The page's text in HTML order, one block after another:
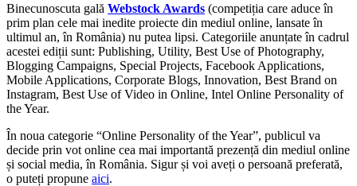
Binecunoscuta gală Webstock Awards (competiția care aduce în
prim plan cele mai inedite proiecte din mediul online, lansate în
ultimul an, în România) nu putea lipsi. Categoriile anunțate în cadrul
acestei ediții sunt: Publishing, Utility, Best Use of Photography,
Blogging Campaigns, Special Projects, Facebook Applications,
Mobile Applications, Corporate Blogs, Innovation, Best Brand on
Instagram, Best Use of Video in Online, Intel Online Personality of
the Year.
În noua categorie “Online Personality of the Year”, publicul va
decide prin vot online cea mai importantă prezență din mediul online
și social media, în România. Sigur și voi aveți o persoană preferată,
o puteți propune aici.